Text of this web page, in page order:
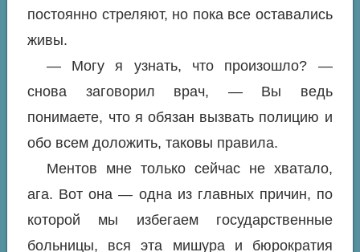
постоянно стреляют, но пока все оставались
живы.
— Могу я узнать, что произошло? —
снова заговорил врач, — Вы ведь
понимаете, что я обязан вызвать полицию и
обо всем доложить, таковы правила.
Ментов мне только сейчас не хватало,
ага. Вот она — одна из главных причин, по
которой мы избегаем государственные
больницы, вся эта мишура и бюрократия